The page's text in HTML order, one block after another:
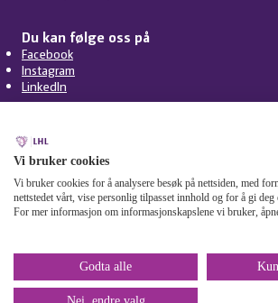
Du kan følge oss på
Facebook
Instagram
LinkedIn
MangfoldsplakatenMiljøfyrtårn
Vi bruker cookies
Vi bruker cookies for å analysere besøk på nettsiden, med
nettstedet vårt, vise personlig tilpasset innhold og for å gi deg
For mer informasjon om informasjonskapslene vi bruker,
Godta alle